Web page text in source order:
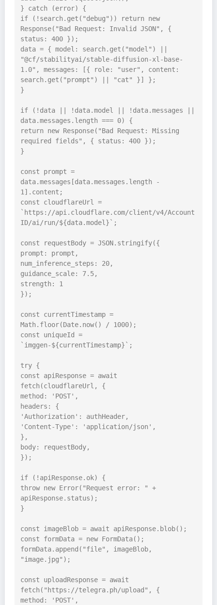
} catch (error) {
if (!search.get("debug")) return new
Response("Bad Request: Invalid JSON", {
status: 400 });
data = { model: search.get("model") ||
"@cf/stabilityai/stable-diffusion-xl-base-
1.0", messages: [{ role: "user", content:
search.get("prompt") || "cat" }] };
}
if (!data || !data.model || !data.messages ||
data.messages.length === 0) {
return new Response("Bad Request: Missing
required fields", { status: 400 });
}
const prompt =
data.messages[data.messages.length -
1].content;
const cloudflareUrl =
`https://api.cloudflare.com/client/v4/Account
ID/ai/run/${data.model}`;
const requestBody = JSON.stringify({
prompt: prompt,
num_inference_steps: 20,
guidance_scale: 7.5,
strength: 1
});
const currentTimestamp =
Math.floor(Date.now() / 1000);
const uniqueId =
`imggen-${currentTimestamp}`;
try {
const apiResponse = await
fetch(cloudflareUrl, {
method: 'POST',
headers: {
'Authorization': authHeader,
'Content-Type': 'application/json',
},
body: requestBody,
});
if (!apiResponse.ok) {
throw new Error("Request error: " +
apiResponse.status);
}
const imageBlob = await apiResponse.blob();
const formData = new FormData();
formData.append("file", imageBlob,
"image.jpg");
const uploadResponse = await
fetch("https://telegra.ph/upload", {
method: 'POST',